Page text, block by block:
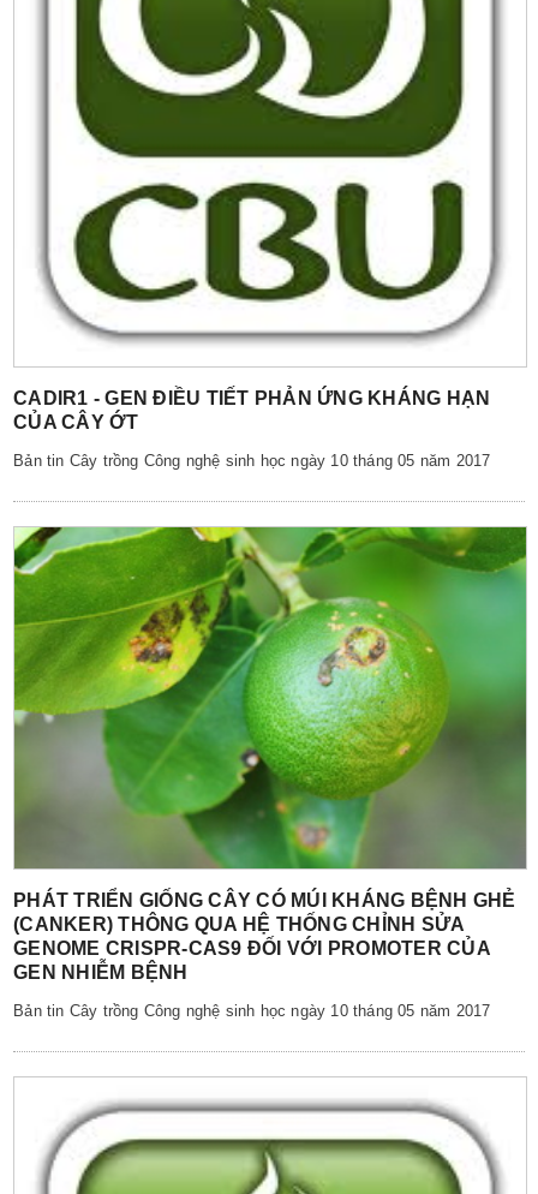
CADIR1 - GEN ĐIỀU TIẾT PHẢN ỨNG KHÁNG HẠN
CỦA CÂY ỚT
​Bản tin Cây trồng Công nghệ sinh học ngày 10 tháng 05 năm 2017
PHÁT TRIỂN GIỐNG CÂY CÓ MÚI KHÁNG BỆNH GHẺ
(CANKER) THÔNG QUA HỆ THỐNG CHỈNH SỬA
GENOME CRISPR-CAS9 ĐỐI VỚI PROMOTER CỦA
GEN NHIỄM BỆNH
Bản tin Cây trồng Công nghệ sinh học ngày 10 tháng 05 năm 2017